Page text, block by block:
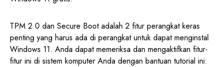
TPM 2.0 dan Secure Boot adalah 2 fitur perangkat keras
penting yang harus ada di perangkat untuk dapat menginstal
Windows 11. Anda dapat memeriksa dan mengaktifkan fitur-
fitur ini di sistem komputer Anda dengan bantuan tutorial ini: